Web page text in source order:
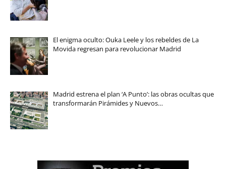
El enigma oculto: Ouka Leele y los rebeldes de La
Movida regresan para revolucionar Madrid
Madrid estrena el plan ‘A Punto’: las obras ocultas que
transformarán Pirámides y Nuevos…